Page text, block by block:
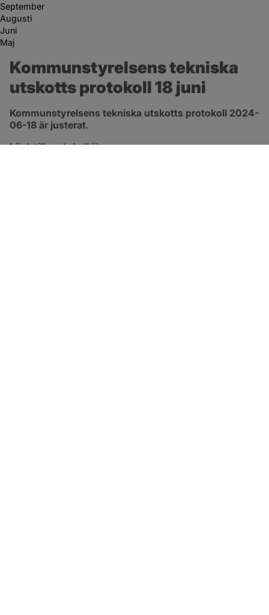
September
Augusti
Juni
Maj
Kommunstyrelsens tekniska
utskotts protokoll 18 juni
Kommunstyrelsens tekniska utskotts protokoll 2024-
06-18 är justerat.
Länk till protokoll
pdf, 501.6 kB, öppnas i nytt fönster.